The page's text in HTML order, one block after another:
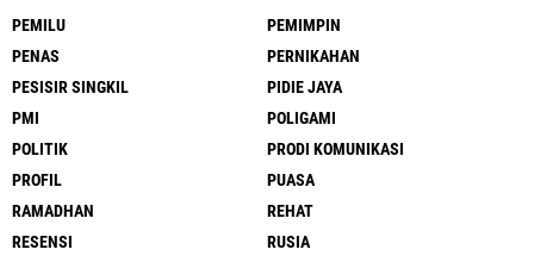
PEMILU
PEMIMPIN
PENAS
PERNIKAHAN
PESISIR SINGKIL
PIDIE JAYA
PMI
POLIGAMI
POLITIK
PRODI KOMUNIKASI
PROFIL
PUASA
RAMADHAN
REHAT
RESENSI
RUSIA